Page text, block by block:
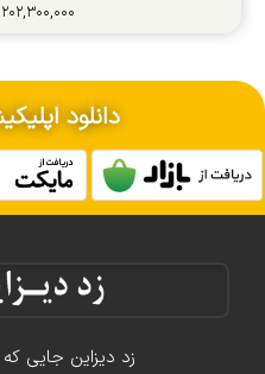
۲۰۲,۳۰۰,۰۰۰
دانلود
زد دیزاین جایی